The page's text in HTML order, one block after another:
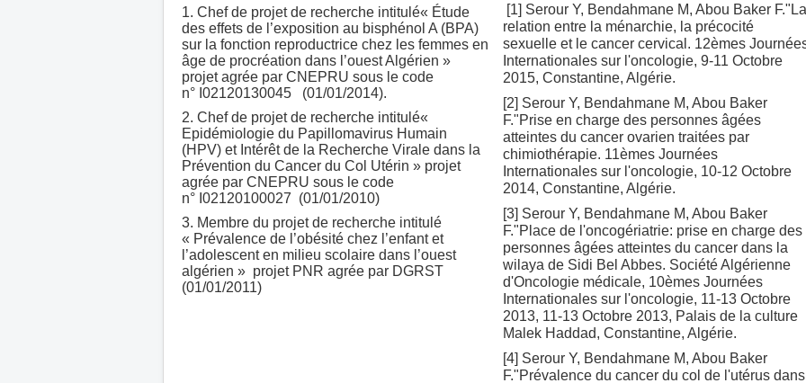
1. Chef de projet de recherche intitulé« Étude
des effets de l’exposition au bisphénol A (BPA)
sur la fonction reproductrice chez les femmes en
âge de procréation dans l’ouest Algérien »
projet agrée par CNEPRU sous le code
n° I02120130045 (01/01/2014).
2. Chef de projet de recherche intitulé«
Epidémiologie du Papillomavirus Humain
(HPV) et Intérêt de la Recherche Virale dans la
Prévention du Cancer du Col Utérin » projet
agrée par CNEPRU sous le code
n° I02120100027 (01/01/2010)
3. Membre du projet de recherche intitulé
« Prévalence de l’obésité chez l’enfant et
l’adolescent en milieu scolaire dans l’ouest
algérien » projet PNR agrée par DGRST
(01/01/2011)
[1] Serour Y, Bendahmane M, Abou Baker
relation entre la ménarchie, la précocité
sexuelle et le cancer cervical. 12èmes
Internationales sur l'oncologie, 9-11 Octobre
2015, Constantine, Algérie.
[2] Serour Y, Bendahmane M, Abou Baker
F."Prise en charge des personnes âgées
atteintes du cancer ovarien traitées par
chimiothérapie. 11èmes Journées
Internationales sur l'oncologie, 10-12 Octobre
2014, Constantine, Algérie.
[3] Serour Y, Bendahmane M, Abou Baker
F."Place de l'oncogériatrie: prise en charge des
personnes âgées atteintes du cancer dans la
wilaya de Sidi Bel Abbes. Société Algérienne
d'Oncologie médicale, 10èmes Journées
Internationales sur l'oncologie, 11-13 Octobre
2013, 11-13 Octobre 2013, Palais de la culture
Malek Haddad, Constantine, Algérie.
[4] Serour Y, Bendahmane M, Abou Baker
F."Prévalence du cancer du col de l'utérus dans